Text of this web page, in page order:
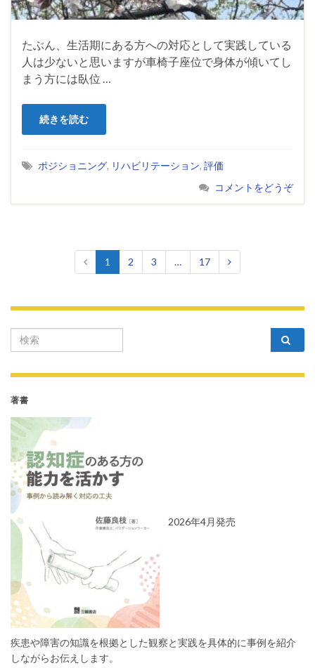
たぶん、生活期にある方への対応として実践している
人は少ないと思いますが車椅子座位で身体が傾いてし
まう方には臥位 …
続きを読む
ポジショニング, リハビリテーション, 評価
コメントをどうぞ
1 2 3 … 17
Search for:
著書
2026年4月発売
疾患や障害の知識を根拠とした観察と実践を具体的に事例を紹介
しながらお伝えします。